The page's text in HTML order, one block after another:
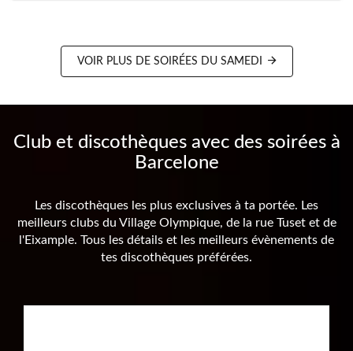
VOIR PLUS DE SOIRÉES DU SAMEDI
Club et discothèques avec des soirées à
Barcelone
Les discothèques les plus exclusives à ta portée. Les
meilleurs clubs du Village Olympique, de la rue Tuset et de
l'Eixample. Tous les détails et les meilleurs évènements de
tes discothèques préférées.